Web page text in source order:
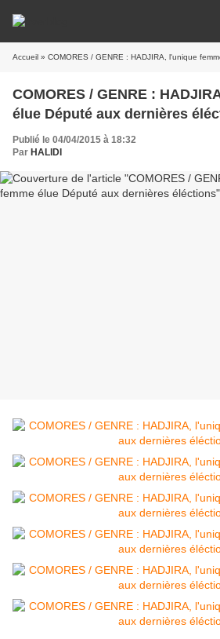
Accueil » COMORES / GENRE : HADJIRA, l'unique femme
COMORES / GENRE :
élue Député aux dernières
Publié le 04/04/2015 à 18:32
Par HALIDI